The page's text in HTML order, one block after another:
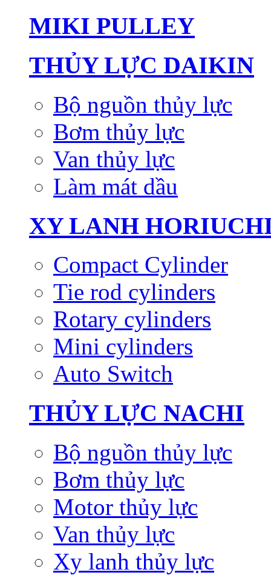
MIKI PULLEY
THỦY LỰC DAIKIN
Bộ nguồn thủy lực
Bơm thủy lực
Van thủy lực
Làm mát dầu
XY LANH
Compact Cylinder
Tie rod cylinders
Rotary cylinders
Mini cylinders
Auto Switch
THỦY LỰC NACHI
Bộ nguồn thủy lực
Bơm thủy lực
Motor thủy lực
Van thủy lực
Xy lanh thủy lực